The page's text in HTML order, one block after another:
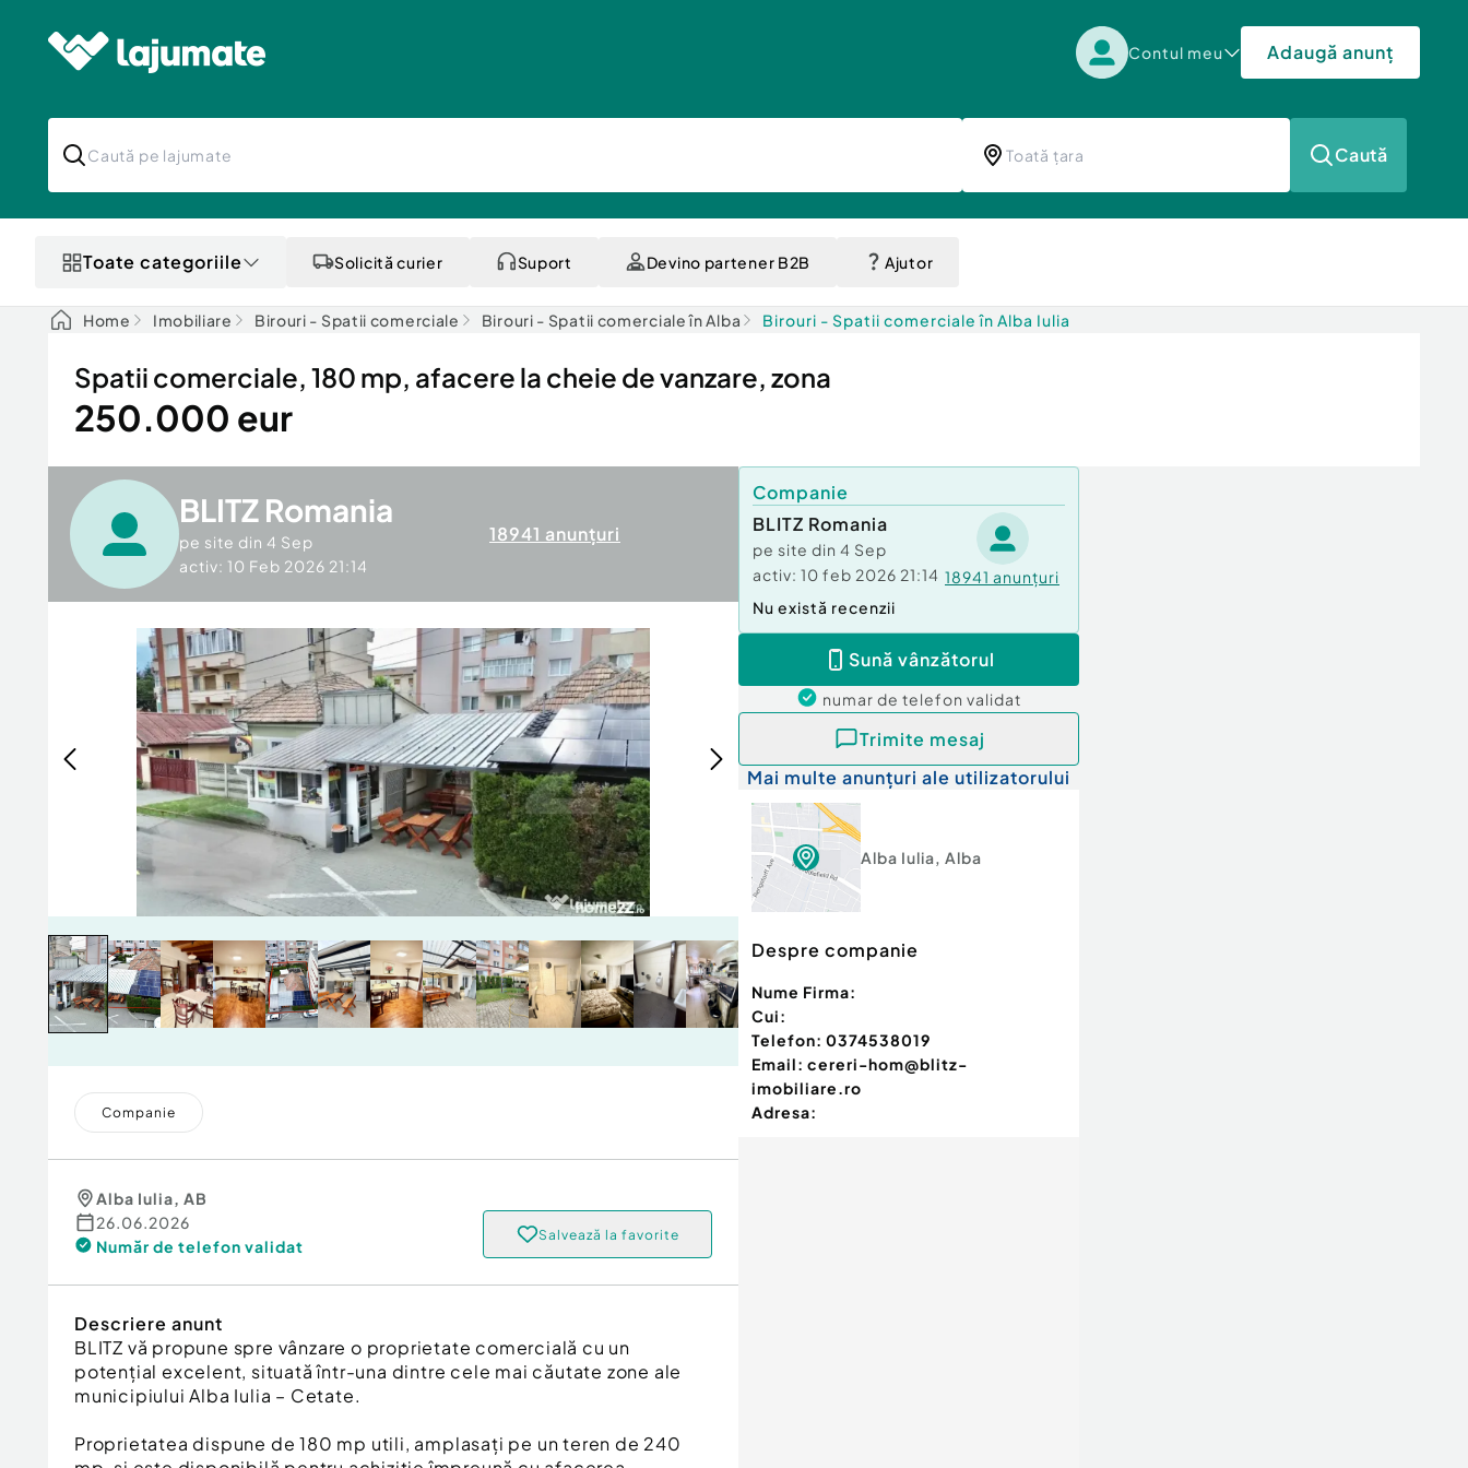
Contul meu Adaugă anunț
Caută
Toate categoriile Solicită curier Suport Devino partener B2B Ajutor
Home Imobiliare Birouri - Spatii comerciale Birouri - Spatii comerciale în Alba Birouri - Spatii comerciale în Alba Iulia
Spatii comerciale, 180 mp, afacere la cheie de vanzare, zona
250.000 eur
BLITZ Romania
pe site din 4 Sep
activ: 10 Feb 2026 21:14
18941 anunțuri
Companie
Alba Iulia, AB
26.06.2026
Număr de telefon validat
Salvează la favorite
Descriere anunt
BLITZ vă propune spre vânzare o proprietate comercială cu un
potențial excelent, situată într-una dintre cele mai căutate zone ale
municipiului Alba Iulia – Cetate.
Proprietatea dispune de 180 mp utili, amplasați pe un teren de 240
Companie
BLITZ Romania
pe site din 4 Sep
activ: 10 feb 2026 21:14 18941 anunțuri
Nu există recenzii
Sună vânzătorul
numar de telefon validat
Trimite mesaj
Mai multe anunțuri ale utilizatorului
Alba Iulia, Alba
Despre companie
Nume Firma:
Cui:
Telefon: 0374538019
Email: cereri-hom@blitz-
imobiliare.ro
Adresa: